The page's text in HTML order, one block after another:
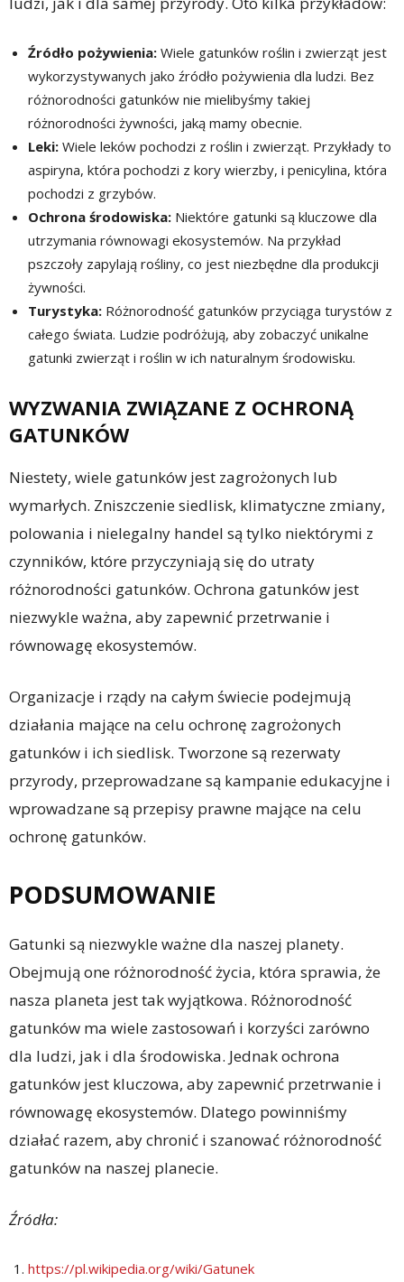
Źródło pożywienia: Wiele gatunków roślin i zwierząt jest
wykorzystywanych jako źródło pożywienia dla ludzi. Bez
różnorodności gatunków nie mielibyśmy takiej
różnorodności żywności, jaką mamy obecnie.
Leki: Wiele leków pochodzi z roślin i zwierząt. Przykłady to
aspiryna, która pochodzi z kory wierzby, i penicylina, która
pochodzi z grzybów.
Ochrona środowiska: Niektóre gatunki są kluczowe dla
utrzymania równowagi ekosystemów. Na przykład
pszczoły zapylają rośliny, co jest niezbędne dla produkcji
żywności.
Turystyka: Różnorodność gatunków przyciąga turystów z
całego świata. Ludzie podróżują, aby zobaczyć unikalne
gatunki zwierząt i roślin w ich naturalnym środowisku.
WYZWANIA ZWIĄZANE Z OCHRONĄ
GATUNKÓW
Niestety, wiele gatunków jest zagrożonych lub
wymarłych. Zniszczenie siedlisk, klimatyczne zmiany,
polowania i nielegalny handel są tylko niektórymi z
czynników, które przyczyniają się do utraty
różnorodności gatunków. Ochrona gatunków jest
niezwykle ważna, aby zapewnić przetrwanie i
równowagę ekosystemów.
Organizacje i rządy na całym świecie podejmują
działania mające na celu ochronę zagrożonych
gatunków i ich siedlisk. Tworzone są rezerwaty
przyrody, przeprowadzane są kampanie edukacyjne i
wprowadzane są przepisy prawne mające na celu
ochronę gatunków.
PODSUMOWANIE
Gatunki są niezwykle ważne dla naszej planety.
Obejmują one różnorodność życia, która sprawia, że
nasza planeta jest tak wyjątkowa. Różnorodność
gatunków ma wiele zastosowań i korzyści zarówno
dla ludzi, jak i dla środowiska. Jednak ochrona
gatunków jest kluczowa, aby zapewnić przetrwanie i
równowagę ekosystemów. Dlatego powinniśmy
działać razem, aby chronić i szanować różnorodność
gatunków na naszej planecie.
Źródła:
https://pl.wikipedia.org/wiki/Gatunek